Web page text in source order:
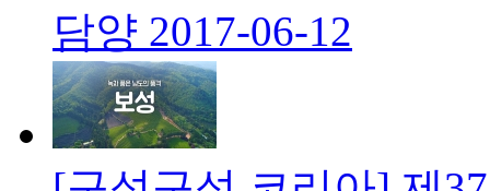
담양 2017-06-12